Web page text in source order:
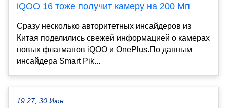
iQOO 16 тоже получит камеру на 200 Мп
Сразу несколько авторитетных инсайдеров из
Китая поделились свежей информацией о камерах
новых флагманов iQOO и OnePlus.По данным
инсайдера Smart Pik...
19:27, 30 Июн